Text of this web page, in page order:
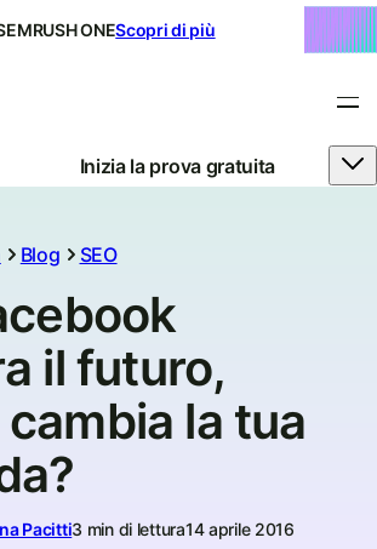
ONEScopri di più
Inizia la prova gratuita
Blog SEO
il futuro,
la tua
Pacitti3 min di lettura14 aprile 2016